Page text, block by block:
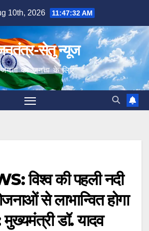
10th, 2026 11:47:34 AM
सेतु न्यूज
जनता का जनता के लिए
विश्व की पहली नदी
से लाभान्वित होगा
डॉ. यादव